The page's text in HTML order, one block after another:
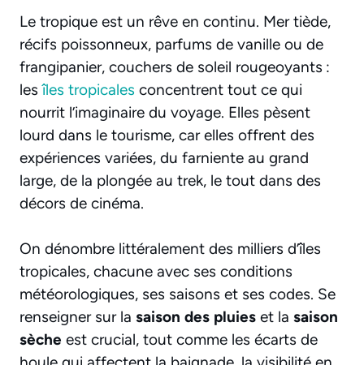
Le tropique est un rêve en continu. Mer tiède,
récifs poissonneux, parfums de vanille ou de
frangipanier, couchers de soleil rougeoyants :
lesîles tropicales concentrent tout ce qui
nourrit l’imaginaire du voyage. Elles pèsent
lourd dans le tourisme, car elles offrent des
expériences variées, du farniente au grand
large, de la plongée au trek, le tout dans des
décors de cinéma.
On dénombre littéralement des milliers d’îles
tropicales, chacune avec ses conditions
météorologiques, ses saisons et ses codes. Se
renseigner sur la saison des pluies et la saison
sèche est crucial, tout comme les écarts de